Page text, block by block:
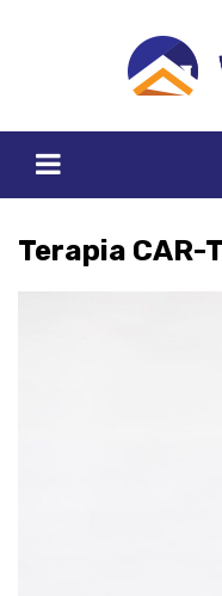
Terapia CAR-T